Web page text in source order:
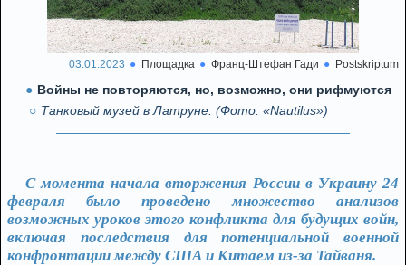
03.01.2023 Площадка Франц-Штефан Гади Postskriptum
Войны не повторяются, но, возможно, они рифмуются
Танковый музей в Латруне. (Фото: «Nautilus»)
С момента начала вторжения России в Украину 24
февраля было проведено множество анализов
возможных уроков этого конфликта для будущих войн,
включая последствия для потенциальной военной
конфронтации между США и Китаем из-за Тайваня.